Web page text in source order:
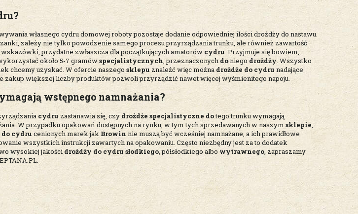
własnego cydru domowej roboty pozostaje dodanie odpowiedniej ilości drożdży do nastawu.
zależy nie tylko powodzenie samego procesu przyrządzania trunku, ale również zawartość
przydatne zwłaszcza dla początkujących amatorów cydru. Przyjmuje się bowiem,
około 5-7 gramówspecjalistycznych, przeznaczonych doniego drożdży. Wszystko
chcemy uzyskać. W ofercie naszego sklepu znaleźć więc można drożdże do cydru nadające
zakup większej liczby produktów pozwoli przyrządzić nawet więcej wyśmienitego napoju.
wstępnego namnażania?
cydru zastanawia się, czy drożdże specjalistyczne dotego trunku wymagają
W przypadku opakowań dostępnych na rynku, w tym tych sprzedawanych w naszym sklepie,
do cydru cenionych marek jak Browin nie muszą być wcześniej namnażane, a ich prawidłowe
wszystkich instrukcji zawartych na opakowaniu. Często niezbędny jest za to dodatek
wysokiej jakości drożdży do cydru słodkiego , półsłodkiego albo wytrawnego , zapraszamy